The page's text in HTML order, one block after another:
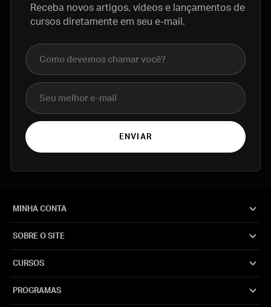
Receba novos artigos, vídeos e lançamentos de
cursos diretamente em seu e-mail.
Nome completo
E-mail
ENVIAR
MINHA CONTA
SOBRE O SITE
CURSOS
PROGRAMAS